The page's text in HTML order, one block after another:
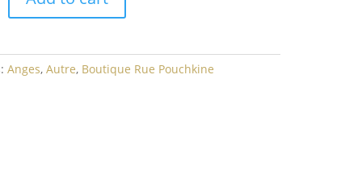
Anges, Autre, Boutique Rue Pouchkine